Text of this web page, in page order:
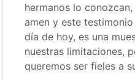
hermanos lo
amen y este
día de hoy, es una
nuestras limitaciones,
queremos ser fieles a